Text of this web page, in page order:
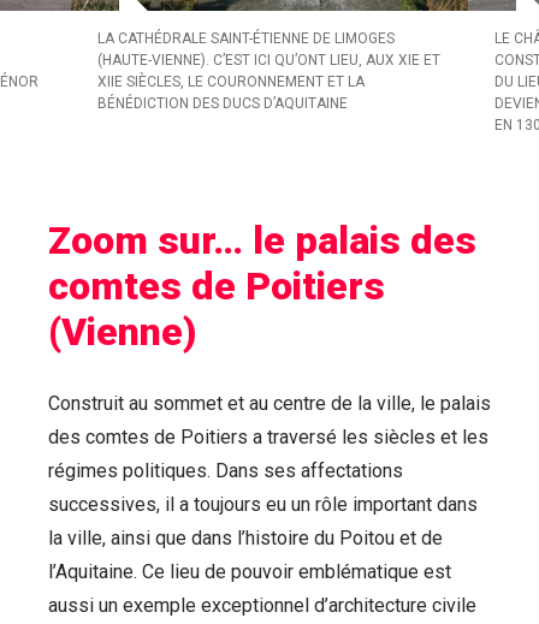
LA CATHÉDRALE SAINT-ÉTIENNE DE LIMOGES
(HAUTE-VIENNE). C’EST ICI QU’ONT LIEU, AUX XIE ET
XIIE SIÈCLES, LE COURONNEMENT ET LA
BÉNÉDICTION DES DUCS D’AQUITAINE
LE
DU
EN
Zoom sur… le palais des
comtes de Poitiers
(Vienne)
Construit au sommet et au centre de la ville, le palais
des comtes de Poitiers a traversé les siècles et les
régimes politiques. Dans ses affectations
successives, il a toujours eu un rôle important dans
la ville, ainsi que dans l’histoire du Poitou et de
l’Aquitaine. Ce lieu de pouvoir emblématique est
aussi un exemple exceptionnel d’architecture civile